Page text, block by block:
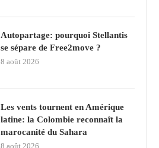
Autopartage: pourquoi Stellantis
se sépare de Free2move ?
8 août 2026
Les vents tournent en Amérique
latine: la Colombie reconnaît la
marocanité du Sahara
8 août 2026